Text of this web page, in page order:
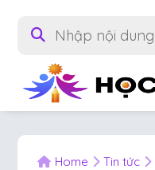
Home Tin tức